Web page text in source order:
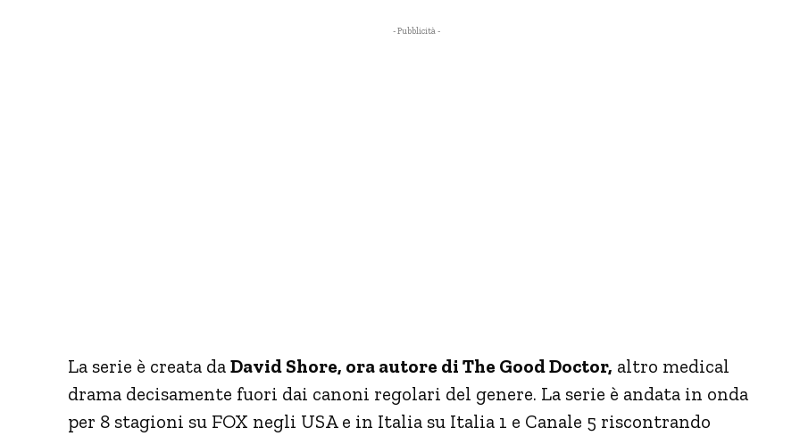
- Pubblicità -
La serie è creata da David Shore, ora autore di The Good Doctor, altro medical
drama decisamente fuori dai canoni regolari del genere. La serie è andata in onda
per 8 stagioni su FOX negli USA e in Italia su Italia 1 e Canale 5 riscontrando